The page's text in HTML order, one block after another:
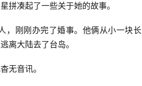
拼凑起了一些关于她的故事。
，刚刚办完了婚事。他俩从小一块长
离大陆去了台岛。
无音讯。